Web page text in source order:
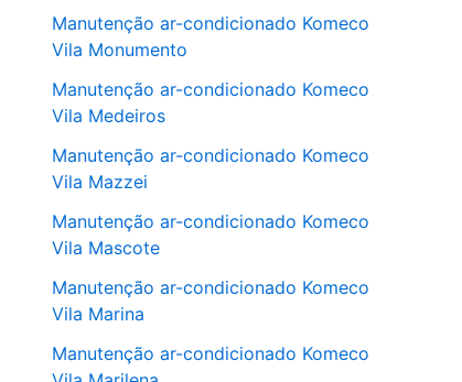
Manutenção ar-condicionado Komeco
Vila Monumento
Manutenção ar-condicionado Komeco
Vila Medeiros
Manutenção ar-condicionado Komeco
Vila Mazzei
Manutenção ar-condicionado Komeco
Vila Mascote
Manutenção ar-condicionado Komeco
Vila Marina
Manutenção ar-condicionado Komeco